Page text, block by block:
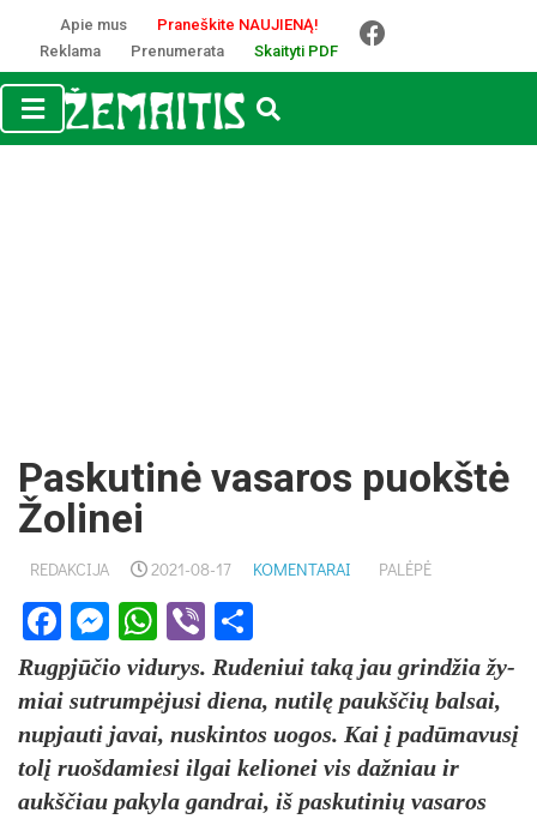
Apie mus
Praneškite NAUJIENĄ!
Reklama
Prenumerata Skaityti PDF
Paskutinė vasaros puokštė
Žolinei
REDAKCIJA 2021-08-17 KOMENTARAI PALĖPĖ
Facebook
Messenger
WhatsApp
Viber
Rugpjū­čio vi­du­rys. Ru­de­niui taką jau grind­žia žy­
miai su­trumpė­ju­si die­na, nu­tilę paukš­čių bal­sai,
nu­pjau­ti ja­vai, nu­skin­tos uo­gos. Kai į pa­dūma­vusį
tolį ruoš­da­mie­si il­gai ke­lio­nei vis daž­niau ir
aukš­čiau pa­ky­la gand­rai, iš pa­sku­ti­nių va­sa­ros